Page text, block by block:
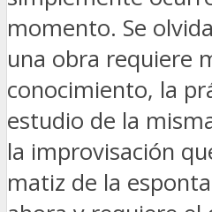
momento. Se
una obra requiere
conocimiento, la
estudio de la
la improvisación
matiz de la